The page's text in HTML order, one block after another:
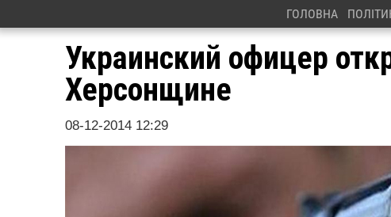
ГОЛОВНА
Украинский офицер
Херсонщине
08-12-2014 12:29